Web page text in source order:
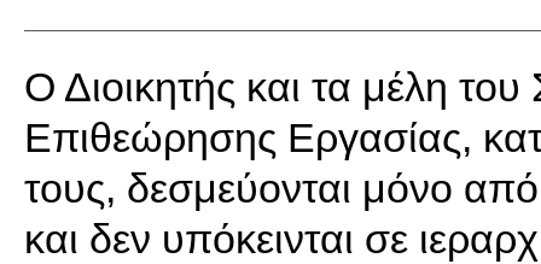
Ο Διοικητής και τα μέλη
Επιθεώρησης Εργασίας,
τους, δεσμεύονται μόνο
και δεν υπόκεινται σε